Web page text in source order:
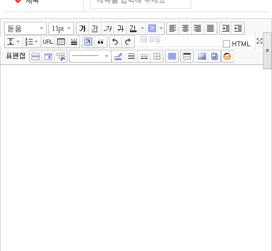
돋움 11pt